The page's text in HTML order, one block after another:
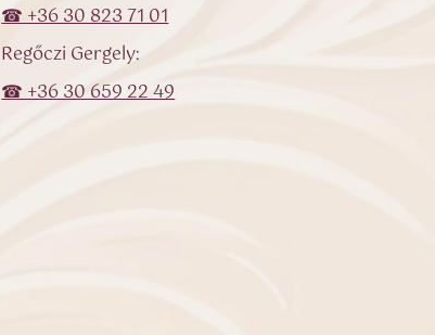
☎ +36 30 823 71 01
Regőczi Gergely:
☎ +36 30 659 22 49